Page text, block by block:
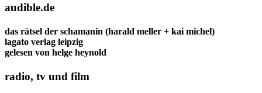
audible.de
das rätsel der schamanin (harald meller + kai michel)
lagato verlag leipzig
gelesen von helge heynold
radio, tv und film